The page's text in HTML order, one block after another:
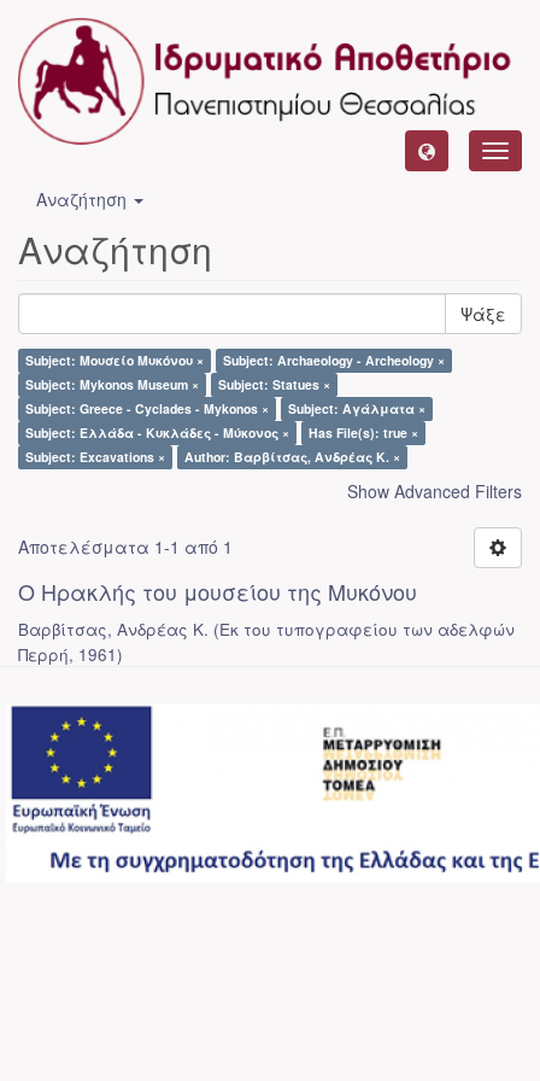
Αναζήτηση
Αναζήτηση
Ψάξε
Subject: Μουσείο Μυκόνου ×
Subject: Archaeology - Archeology ×
Subject: Mykonos Museum ×
Subject: Statues ×
Subject: Greece - Cyclades - Mykonos ×
Subject: Αγάλματα ×
Subject: Ελλάδα - Κυκλάδες - Μύκονος ×
Has File(s): true ×
Subject: Excavations ×
Author: Βαρβίτσας, Ανδρέας Κ. ×
Show Advanced Filters
Αποτελέσματα 1-1 από 1
Ο Ηρακλής του μουσείου της Μυκόνου
Βαρβίτσας, Ανδρέας Κ. (Εκ του τυπογραφείου των αδελφών
Περρή, 1961)